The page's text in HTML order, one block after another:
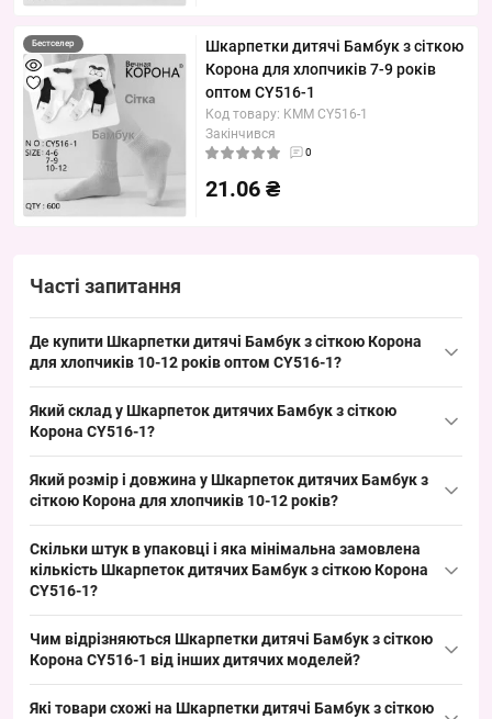
Бестселер
Шкарпетки дитячі Бамбук з сіткою
Корона для хлопчиків 7-9 років
оптом CY516-1
Код товару: KMM CY516-1
Закінчився
0
21.06 ₴
Часті запитання
Де купити Шкарпетки дитячі Бамбук з сіткою Корона
для хлопчиків 10-12 років оптом CY516-1?
хлопчиків 10-12 років оптом CY516-1 можна упаковкою з Одеси
розмір і швидкий обіг товару на ринку, що полегшує
поповнення асортименту та стабільні продажі.
Який склад у Шкарпеток дитячих Бамбук з сіткою
Корона CY516-1?
має антибактеріальні властивості та ефективно відводить
асортименту і сприяє повторним продажам завдяки сезонному
попиту.
Який розмір і довжина у Шкарпеток дитячих Бамбук з
сіткою Корона для хлопчиків 10-12 років?
ходовий розмір підходить для великої частини дитячої
аудиторії влітку, що полегшує викладку та покриття базового
Скільки штук в упаковці і яка мінімальна замовлена
кількість Шкарпеток дитячих Бамбук з сіткою Корона
CY516-1?
упаковка; така комплектація зручна для оптових закупівель,
торговельні точки, забезпечуючи стабільний обіг.
Чим відрізняються Шкарпетки дитячі Бамбук з сіткою
Корона CY516-1 від інших дитячих моделей?
Які товари схожі на Шкарпетки дитячі Бамбук з сіткою